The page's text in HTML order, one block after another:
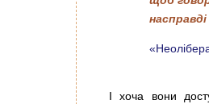
І хоча вони